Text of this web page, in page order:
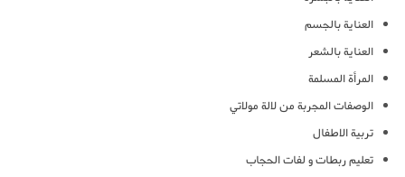
العناية بالجسم
العناية بالشعر
المرأة المسلمة
الوصفات المجربة من لالة مولاتي
تربية الاطفال
تعليم ربطات و لفات الحجاب